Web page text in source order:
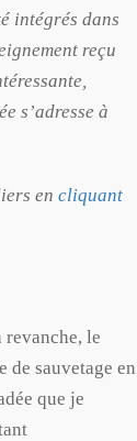
intégrés dans
reçu
s’adresse à
en cliquant
revanche, le
de sauvetage en
que je